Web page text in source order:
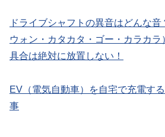
ドライブシャフトの異音はどんな
ウォン・カタカタ・ゴー・カラカ
具合は絶対に放置しない！
EV（電気自動車）を自宅で充電す
事